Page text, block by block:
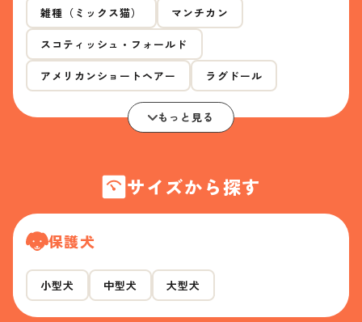
雑種（ミックス猫） マンチカン
スコティッシュ・フォールド
アメリカンショートヘアー ラグドール
もっと見る
サイズから探す
保護犬
小型犬 中型犬 大型犬